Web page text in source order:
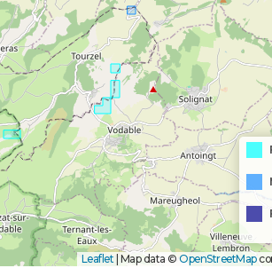
Leaflet | Map data © OpenStreetMap